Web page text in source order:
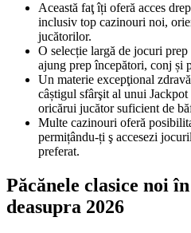
Această faţ îți oferă acces
inclusiv top cazinouri noi,
jucătorilor.
O selecție largă de jocuri
ajung prep începători, conj și
Un materie excepţional
câștigul sfârşit al unui
oricărui jucător suficient de
Multe cazinouri oferă
permițându-ți ş accesezi
preferat.
Păcănele clasice noi
deasupra 2026